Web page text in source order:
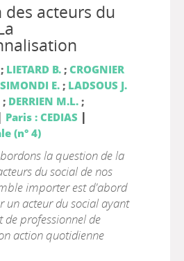
des acteurs du
LIETARD B.; CROGNIER
SIMONDI E.; LADSOUS J.
; DERRIEN M.L.;
Paris : CEDIAS |
(n° 4)
la question de la
du social de nos
importer est d'abord
un acteur du social ayant
de professionnel de
action quotidienne